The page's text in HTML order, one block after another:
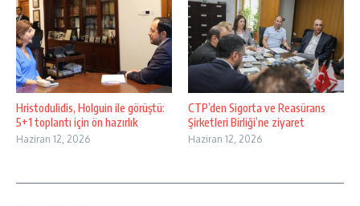
Hristodulidis, Holguin ile görüştü:
5+1 toplantı için ön hazırlık
Haziran 12, 2026
CTP’den Sigorta ve Reasürans
Şirketleri Birliği’ne ziyaret
Haziran 12, 2026